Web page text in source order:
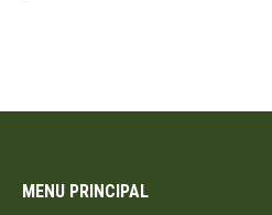
MENU PRINCIPAL